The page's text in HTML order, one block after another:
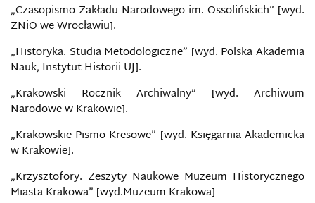
„Czasopismo Zakładu Narodowego im. Ossolińskich” [wyd.
ZNiO we Wrocławiu].
„Historyka. Studia Metodologiczne” [wyd. Polska Akademia
Nauk, Instytut Historii UJ].
„Krakowski Rocznik Archiwalny” [wyd. Archiwum
Narodowe w Krakowie].
„Krakowskie Pismo Kresowe” [wyd. Księgarnia Akademicka
w Krakowie].
„Krzysztofory. Zeszyty Naukowe Muzeum Historycznego
Miasta Krakowa” [wyd.Muzeum Krakowa]